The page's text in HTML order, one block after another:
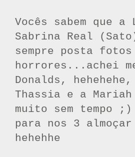
Vocês sabem que
Sabrina Real
sempre posta fotos
horrores...achei
Donalds,
Thassia e a
muito sem tempo
para nos 3
hehehhe